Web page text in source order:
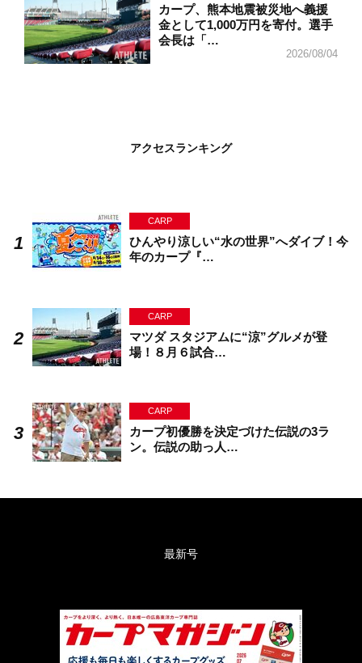
カープ、熊本地震被災地へ義援
金として1,000万円を寄付。選手
会長は「…
2026/08/04
アクセスランキング
CARP
ひんやり涼しい“水の世界”へダイブ！今
年のカープ『…
CARP
マツダ スタジアムに“涼”グルメが登
場！８月６試合…
CARP
カープ初優勝を決定づけた伝説の3ラ
ン。伝説の助っ人…
最新号